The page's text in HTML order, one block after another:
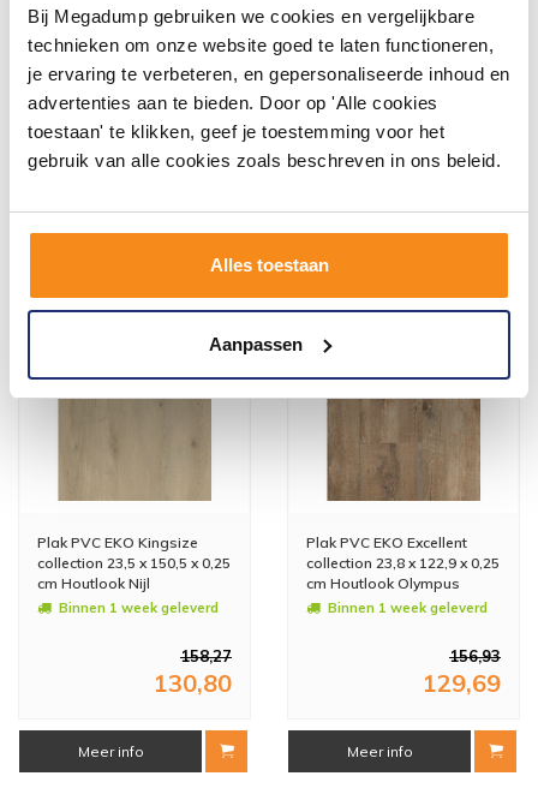
Bij Megadump gebruiken we cookies en vergelijkbare
technieken om onze website goed te laten functioneren,
je ervaring te verbeteren, en gepersonaliseerde inhoud en
advertenties aan te bieden. Door op 'Alle cookies
toestaan' te klikken, geef je toestemming voor het
gebruik van alle cookies zoals beschreven in ons beleid.
Alles toestaan
Aanpassen
Plak PVC EKO Herringbone
collection 12,2 x 61 x 0,25
(Doosinhoud: 1,79 m2)
Binnen 1 week geleverd
81,22
67,13
Meer info
Plak PVC EKO Herringbone
collection 15,8 x 76 x 0,25
(Doosinhoud: 2,88 m2)
Binnen 1 week geleverd
108,00
Meer info
Plak PVC EKO Kingsize
collection 23,5 x 150,5 x 0,25
cm Houtlook Nijl
(Doosinhoud: 3,54 m2)
Binnen 1 week geleverd
158,27
130,80
Meer info
Plak PVC EKO Excellent
collection 23,8 x 122,9 x 0,25
cm Houtlook Olympus
(Doosinhoud: 3,51 m2)
Binnen 1 week geleverd
156,93
129,69
Meer info